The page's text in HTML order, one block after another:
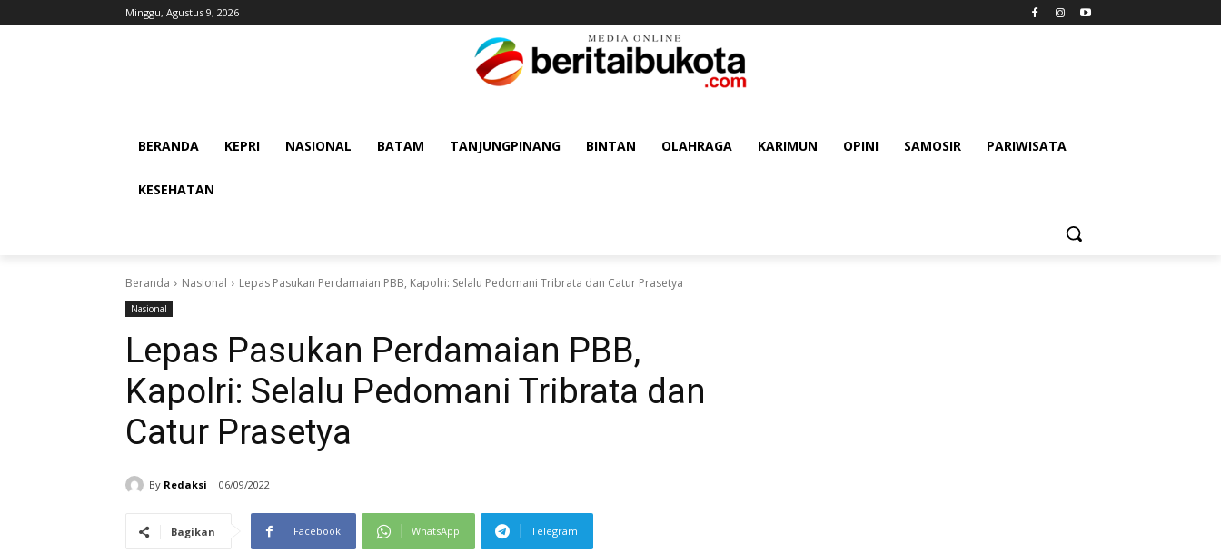
Minggu, Agustus 9, 2026
BERANDA KEPRI NASIONAL BATAM TANJUNGPINANG BINTAN OLAHRAGA KARIMUN OPINI SAMOSIR PARIWISATA
KESEHATAN
Beranda Nasional Lepas Pasukan Perdamaian PBB, Kapolri: Selalu Pedomani Tribrata dan Catur Prasetya
Nasional
Lepas Pasukan Perdamaian PBB,
Kapolri: Selalu Pedomani Tribrata dan
Catur Prasetya
By Redaksi 06/09/2022
Bagikan Facebook WhatsApp Telegram